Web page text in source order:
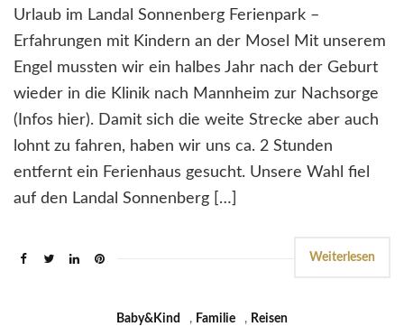
Urlaub im Landal Sonnenberg Ferienpark –
Erfahrungen mit Kindern an der Mosel Mit unserem
Engel mussten wir ein halbes Jahr nach der Geburt
wieder in die Klinik nach Mannheim zur Nachsorge
(Infos hier). Damit sich die weite Strecke aber auch
lohnt zu fahren, haben wir uns ca. 2 Stunden
entfernt ein Ferienhaus gesucht. Unsere Wahl fiel
auf den Landal Sonnenberg […]
Weiterlesen
Baby&Kind , Familie , Reisen